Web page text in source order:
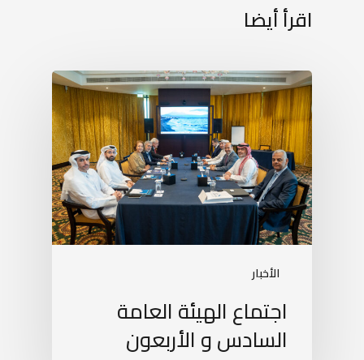
اقرأ أيضا
الأخبار
اجتماع الهيئة العامة
السادس و الأربعون